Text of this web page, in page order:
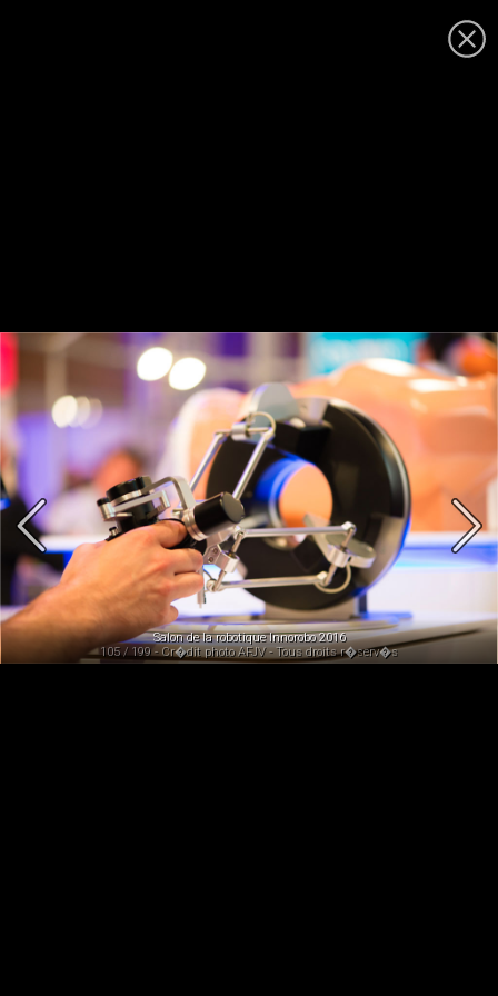
Salon de la robotique Innorobo 2016
105 / 199 - Cr�dit photo AFJV - Tous droits r�serv�s